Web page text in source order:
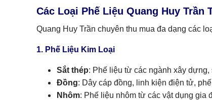
Các Loại Phế Liệu Quang Huy Trần
Quang Huy Trần chuyên thu mua đa dạng các
1. Phế Liệu Kim Loại
Sắt thép: Phế liệu từ các ngành xây dựng,
Đồng: Dây cáp đồng, linh kiện điện tử,
Nhôm: Phế liệu nhôm từ các vật dụng gia